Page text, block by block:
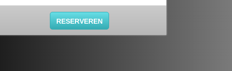
RESERVEREN